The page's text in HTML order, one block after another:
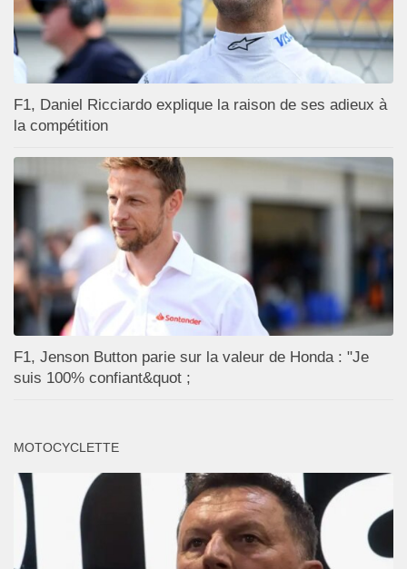
F1, Daniel Ricciardo explique la raison de ses adieux à
la compétition
F1, Jenson Button parie sur la valeur de Honda : "Je
suis 100% confiant&quot ;
MOTOCYCLETTE